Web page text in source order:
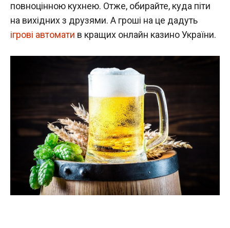
повноцінною кухнею. Отже, обирайте, куда піти
на вихідних з друзями. А гроші на це дадуть
ігрові автомати в кращих онлайн казино України.